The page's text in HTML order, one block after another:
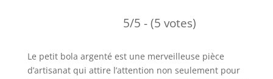
5/5 - (5 votes)
Le petit bola argenté est une merveilleuse pièce
d’artisanat qui attire l’attention non seulement pour